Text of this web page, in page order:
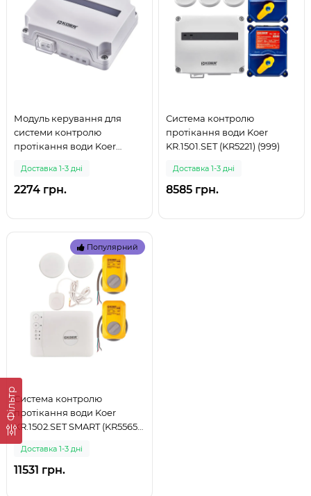
Фільтр
Модуль керування для
системи контролю
протікання води Koer
Доставка 1-3 дні
2274 грн.
Система контролю
протікання води Koer
KR.1501.SET (KR5221) (999)
Доставка 1-3 дні
8585 грн.
Популярний
Система контролю
протікання води Koer
KR.1502.SET SMART (KR5565)
(999)
Доставка 1-3 дні
11531 грн.